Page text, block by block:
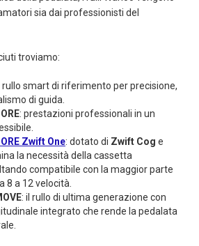
sia dai professionisti del
troviamo:
rullo smart di riferimento per precisione,
di guida.
: prestazioni professionali in un
Zwift One: dotato di Zwift Cog e
la necessità della cassetta
compatibile con la maggior parte
8 a 12 velocità.
: il rullo di ultima generazione con
integrato che rende la pedalata